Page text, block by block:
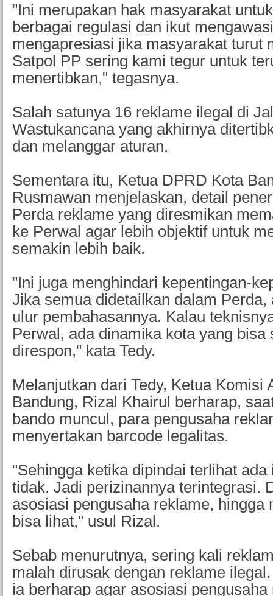
"Ini merupakan hak masyarakat
berbagai regulasi dan ikut
mengapresiasi jika masyarakat turut
Satpol PP sering kami tegur untuk
menertibkan," tegasnya.
Salah satunya 16 reklame ilegal di
Wastukancana yang akhirnya
dan melanggar aturan.
Sementara itu, Ketua DPRD Kota
Rusmawan menjelaskan, detail
Perda reklame yang diresmikan
ke Perwal agar lebih objektif untuk
semakin lebih baik.
"Ini juga menghindari kepentingan-
Jika semua didetailkan dalam Perda,
ulur pembahasannya. Kalau
Perwal, ada dinamika kota yang bisa
direspon," kata Tedy.
Melanjutkan dari Tedy, Ketua Komisi
Bandung, Rizal Khairul berharap,
bando muncul, para pengusaha
menyertakan barcode legalitas.
"Sehingga ketika dipindai terlihat ada
tidak. Jadi perizinannya terintegrasi.
asosiasi pengusaha reklame, hingga
bisa lihat," usul Rizal.
Sebab menurutnya, sering kali
malah dirusak dengan reklame
ia berharap agar asosiasi